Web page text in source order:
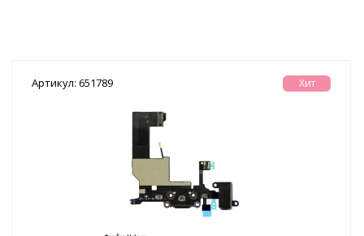
Артикул: 651789 Хит